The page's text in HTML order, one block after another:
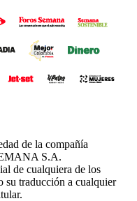
de la compañía
S.A.
de cualquiera de los
su traducción a cualquier